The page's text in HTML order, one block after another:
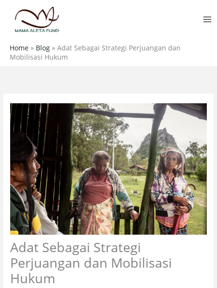
content
Home » Blog » Adat Sebagai Strategi Perjuangan dan
Mobilisasi Hukum
Adat Sebagai Strategi
Perjuangan dan Mobilisasi
Hukum